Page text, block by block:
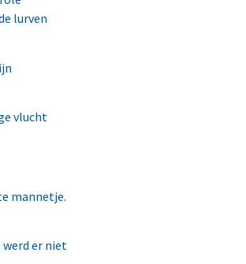
lurven
vlucht
mannetje.
er niet